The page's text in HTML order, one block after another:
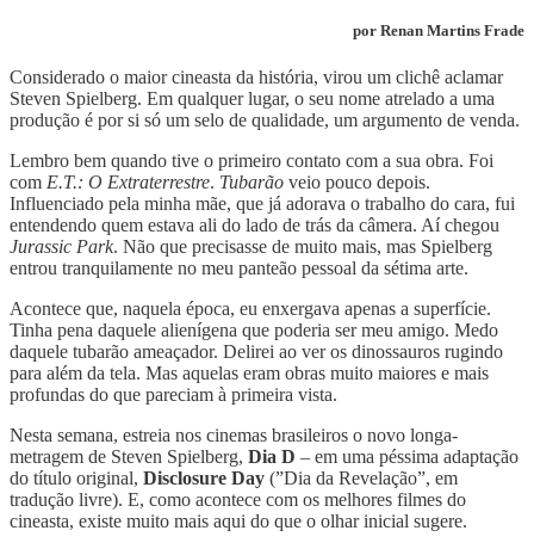
por Renan Martins Frade
Considerado o maior cineasta da história, virou um clichê aclamar
Steven Spielberg. Em qualquer lugar, o seu nome atrelado a uma
produção é por si só um selo de qualidade, um argumento de venda.
Lembro bem quando tive o primeiro contato com a sua obra. Foi
com E.T.: O Extraterrestre. Tubarão veio pouco depois.
Influenciado pela minha mãe, que já adorava o trabalho do cara, fui
entendendo quem estava ali do lado de trás da câmera. Aí chegou
Jurassic Park. Não que precisasse de muito mais, mas Spielberg
entrou tranquilamente no meu panteão pessoal da sétima arte.
Acontece que, naquela época, eu enxergava apenas a superfície.
Tinha pena daquele alienígena que poderia ser meu amigo. Medo
daquele tubarão ameaçador. Delirei ao ver os dinossauros rugindo
para além da tela. Mas aquelas eram obras muito maiores e mais
profundas do que pareciam à primeira vista.
Nesta semana, estreia nos cinemas brasileiros o novo longa-
metragem de Steven Spielberg, Dia D – em uma péssima adaptação
do título original, Disclosure Day (”Dia da Revelação”, em
tradução livre). E, como acontece com os melhores filmes do
cineasta, existe muito mais aqui do que o olhar inicial sugere.